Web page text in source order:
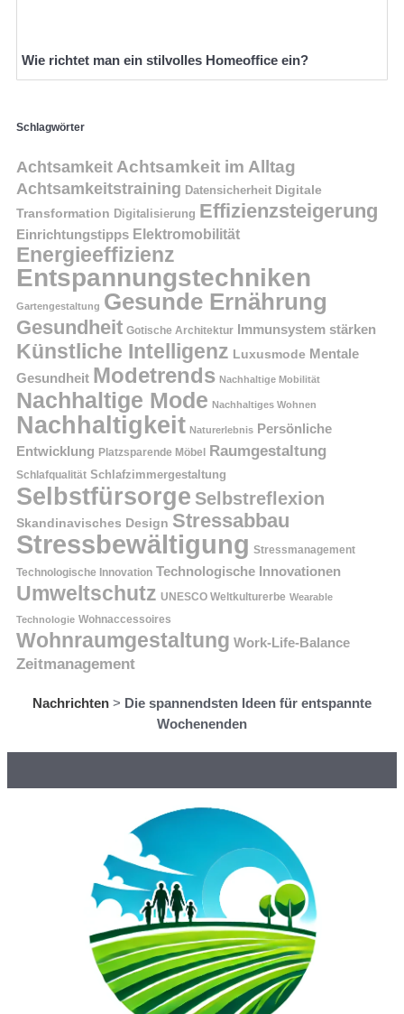
Wie richtet man ein stilvolles Homeoffice ein?
Schlagwörter
Achtsamkeit Achtsamkeit im Alltag
Achtsamkeitstraining Datensicherheit Digitale
Transformation Digitalisierung Effizienzsteigerung
Einrichtungstipps Elektromobilität
Energieeffizienz
Entspannungstechniken
Gartengestaltung Gesunde Ernährung
Gesundheit Gotische Architektur Immunsystem stärken
Künstliche Intelligenz Luxusmode Mentale
Gesundheit Modetrends Nachhaltige Mobilität
Nachhaltige Mode Nachhaltiges Wohnen
Nachhaltigkeit Naturerlebnis Persönliche
Entwicklung Platzsparende Möbel Raumgestaltung
Schlafqualität Schlafzimmergestaltung
Selbstfürsorge Selbstreflexion
Skandinavisches Design Stressabbau
Stressbewältigung Stressmanagement
Technologische Innovation Technologische Innovationen
Umweltschutz UNESCO Weltkulturerbe Wearable
Technologie Wohnaccessoires
Wohnraumgestaltung Work-Life-Balance
Zeitmanagement
Nachrichten > Die spannendsten Ideen für entspannte
Wochenenden